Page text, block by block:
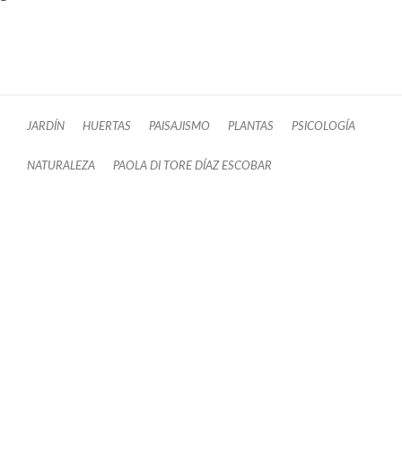
JARDÍN HUERTAS PAISAJISMO PLANTAS PSICOLOGÍA
NATURALEZA PAOLA DI TORE DÍAZ ESCOBAR